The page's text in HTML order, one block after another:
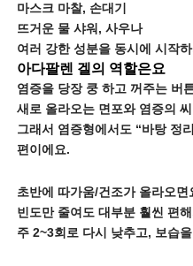
마스크 마찰, 손대기
뜨거운 물 샤워, 사우나
여러 강한 성분을 동시에 시작하
아다팔렌 겔의 역할은요
염증을 당장 쿵 하고 꺼주는 버
새로 올라오는 면포와 염증의
그래서 염증형에서도 “바탕 정
편이에요.
초반에 따가움/건조가 올라오면
빈도만 줄여도 대부분 훨씬 편
주 2~3회로 다시 낮추고, 보습